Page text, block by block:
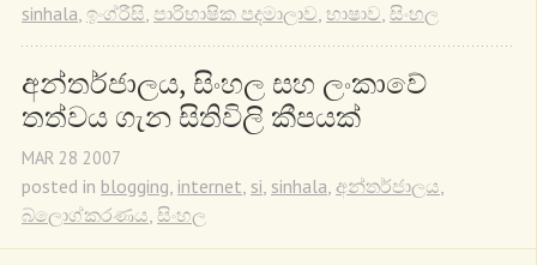
sinhala, ඉංග්රීසි, පාරිභාෂික පදමාලාව, භාෂාව, සිංහල
අන්තර්ජාලය, සිංහල සහ ලංකාවේ
තත්වය ගැන සිතිවිලි කීපයක්
MAR 28 2007
posted in blogging internet si sinhala අන්තර්ජාලය
බ්ලොග්කරණය සිංහල